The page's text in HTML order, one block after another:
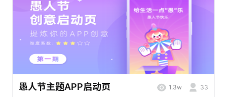
愚人节主题APP启动页 1.3w 33